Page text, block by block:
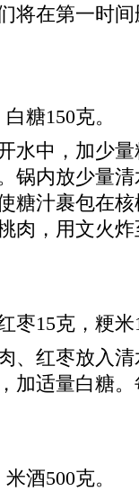
将在第一时
糖150克。
中，加少量
锅内放少量
糖汁裹包在
肉，用文火
15克，粳米
红枣放入清
加适量白糖
酒500克。